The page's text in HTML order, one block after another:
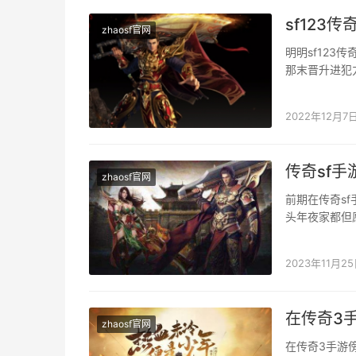
zhaosf官网 sf123传
明明sf123传
那末晋升进犯
2022年12月7
zhaosf官网 传奇sf手
前期在传奇sf
头年夜家都但
2023年11月25
zhaosf官网 在传奇3
在传奇3手游